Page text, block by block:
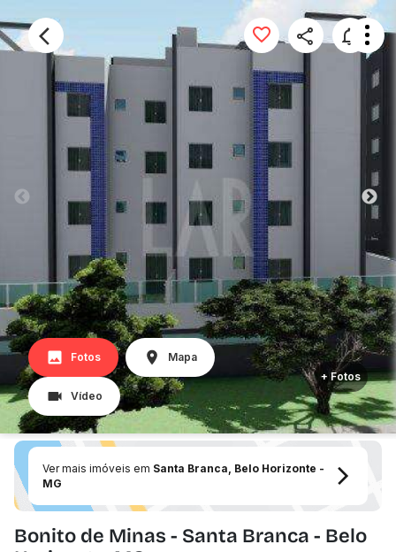
Fotos Mapa
Vídeo
+ Fotos
Ver mais imóveis em Santa Branca, Belo Horizonte -
MG
Bonito de Minas - Santa Branca - Belo